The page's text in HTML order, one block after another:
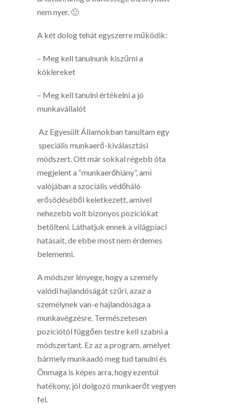
nem nyer. 🙂
A két dolog tehát egyszerre működik:
– Meg kell tanulnunk kiszűrni a
kóklereket
– Meg kell tanulni értékelni a jó
munkavállalót
Az Egyesült Államokban tanultam egy
speciális munkaerő-kiválasztási
módszert. Ott már sokkal régebb óta
megjelent a “munkaerőhiány”, ami
valójában a szociális védőháló
erősödéséből keletkezett, amivel
nehezebb volt bizonyos pozíciókat
betölteni. Láthatjuk ennek a világpiaci
hatásait, de ebbe most nem érdemes
belemenni.
A módszer lényege, hogy a személy
valódi hajlandóságát szűri, azaz a
személynek van-e hajlandósága a
munkavégzésre. Természetesen
pozíciótól függően testre kell szabni a
módszertant. Ez az a program, amelyet
bármely munkaadó meg tud tanulni és
Önmaga is képes arra, hogy ezentúl
hatékony, jól dolgozó munkaerőt vegyen
fel.